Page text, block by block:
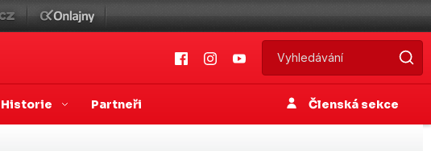
Historie Partneři Členská sekce